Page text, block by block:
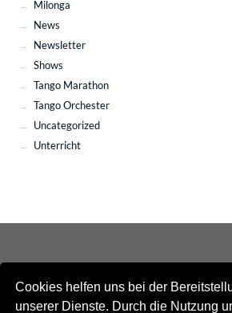
Cookies helfen uns bei der
unserer Dienste. Durch die Nutzung
Milonga
News
Newsletter
Shows
Tango Marathon
Tango Orchester
Uncategorized
Unterricht